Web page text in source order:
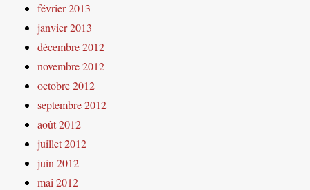
février 2013
janvier 2013
décembre 2012
novembre 2012
octobre 2012
septembre 2012
août 2012
juillet 2012
juin 2012
mai 2012